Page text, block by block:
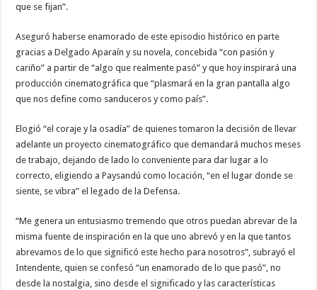
que se fijan”.
Aseguró haberse enamorado de este episodio histórico en parte
gracias a Delgado Aparaín y su novela, concebida “con pasión y
cariño” a partir de “algo que realmente pasó” y que hoy inspirará una
producción cinematográfica que “plasmará en la gran pantalla algo
que nos define como sanduceros y como país”.
Elogió “el coraje y la osadía” de quienes tomaron la decisión de llevar
adelante un proyecto cinematográfico que demandará muchos meses
de trabajo, dejando de lado lo conveniente para dar lugar a lo
correcto, eligiendo a Paysandú como locación, “en el lugar donde se
siente, se vibra” el legado de la Defensa.
“Me genera un entusiasmo tremendo que otros puedan abrevar de la
misma fuente de inspiración en la que uno abrevó y en la que tantos
abrevamos de lo que significó este hecho para nosotros”, subrayó el
Intendente, quien se confesó “un enamorado de lo que pasó”, no
desde la nostalgia, sino desde el significado y las características